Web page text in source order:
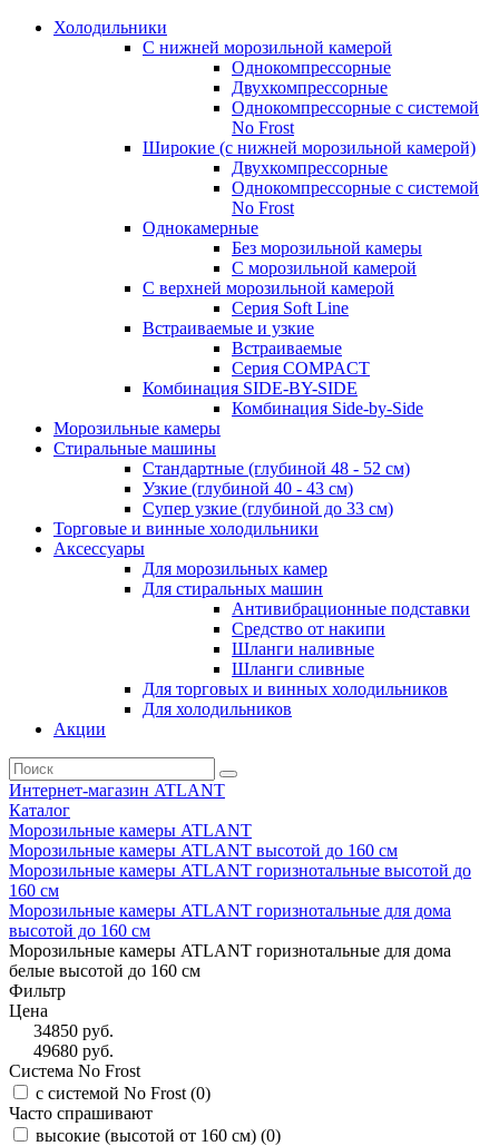
Холодильники
С нижней морозильной камерой
Однокомпрессорные
Двухкомпрессорные
Однокомпрессорные с системой
No Frost
Широкие (с нижней морозильной камерой)
Двухкомпрессорные
Однокомпрессорные с системой
No Frost
Однокамерные
Без морозильной камеры
С морозильной камерой
С верхней морозильной камерой
Серия Soft Line
Встраиваемые и узкие
Встраиваемые
Серия СOMPACT
Комбинация SIDE-BY-SIDE
Комбинация Side-by-Side
Морозильные камеры
Стиральные машины
Стандартные (глубиной 48 - 52 см)
Узкие (глубиной 40 - 43 см)
Супер узкие (глубиной до 33 см)
Торговые и винные холодильники
Аксессуары
Для морозильных камер
Для стиральных машин
Антивибрационные подставки
Средство от накипи
Шланги наливные
Шланги сливные
Для торговых и винных холодильников
Для холодильников
Акции
Интернет-магазин ATLANT
Каталог
Морозильные камеры ATLANT
Морозильные камеры ATLANT высотой до 160 см
Морозильные камеры ATLANT горизнотальные высотой до
160 см
Морозильные камеры ATLANT горизнотальные для дома
высотой до 160 см
Морозильные камеры ATLANT горизнотальные для дома
белые высотой до 160 см
Фильтр
Цена
34850руб.
49680руб.
Система No Frost
с системой No Frost (0)
Часто спрашивают
высокие (высотой от 160 см) (0)